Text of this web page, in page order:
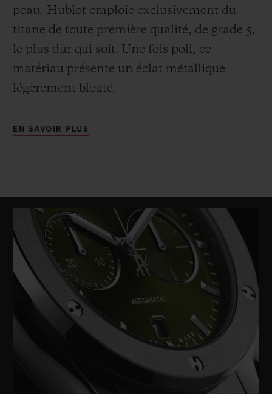
peau. Hublot emploie exclusivement du
titane de toute première qualité, de grade 5,
le plus dur qui soit. Une fois poli, ce
matériau présente un éclat métallique
légèrement bleuté.
EN SAVOIR PLUS